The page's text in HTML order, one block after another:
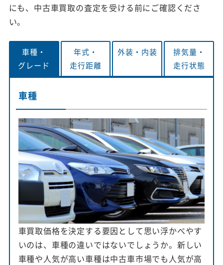
にも、中古車買取の査定を受ける前にご確認くださ
い。
車種・
グレード
年式・
走行距離
外装・ 内装
排気量・
走行状態
車種
車買取価格を決定する要因として思い浮かべやす
いのは、車種の違いではないでしょうか。新しい
車種や人気が高い車種は中古車市場でも人気が高